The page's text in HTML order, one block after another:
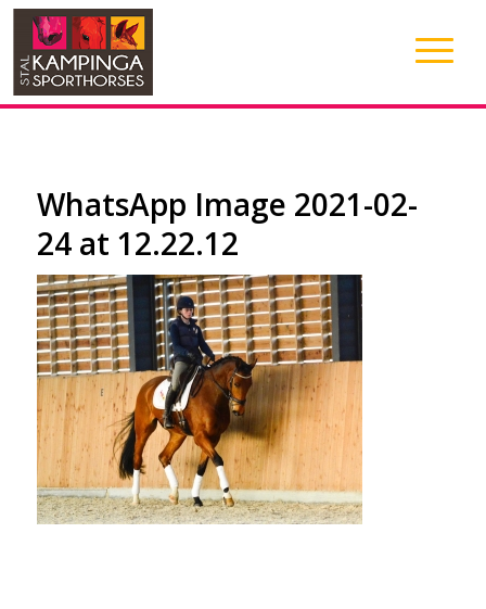
WhatsApp Image 2021-02-
24 at 12.22.12